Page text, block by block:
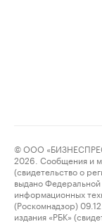
© ООО
2026. Сообщения и
(свидетельство о
выдано
информационных
(Роскомнадзор)
издания «РБК»